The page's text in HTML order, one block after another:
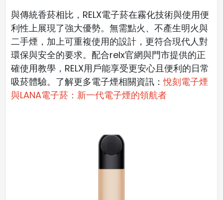
與傳統香菸相比，RELX電子菸在霧化技術與使用便
利性上展現了強大優勢。無需點火、不產生明火與
二手煙，加上可重複使用的設計，更符合現代人對
環保與安全的要求。配合relx官網與門市提供的正
確使用教學，RELX用戶能享受更安心且便利的日常
吸菸體驗。 了解更多電子煙相關資訊：悅刻電子煙
與LANA電子菸：新一代電子煙的領航者